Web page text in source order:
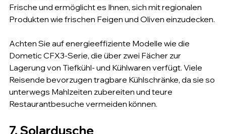
Frische und ermöglicht es Ihnen, sich mit regionalen
Produkten wie frischen Feigen und Oliven einzudecken.
Achten Sie auf energieeffiziente Modelle wie die
Dometic CFX3-Serie, die über zwei Fächer zur
Lagerung von Tiefkühl- und Kühlwaren verfügt. Viele
Reisende bevorzugen tragbare Kühlschränke, da sie so
unterwegs Mahlzeiten zubereiten und teure
Restaurantbesuche vermeiden können.
7. Solardusche